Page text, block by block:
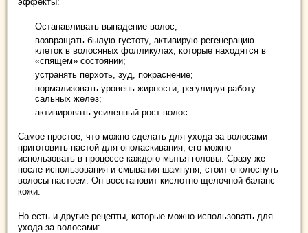
Останавливать выпадение волос;
возвращать былую густоту, активирую регенерацию
клеток в волосяных фолликулах, которые находятся в
«спящем» состоянии;
устранять перхоть, зуд, покраснение;
нормализовать уровень жирности, регулируя работу
сальных желез;
активировать усиленный рост волос.
Самое простое, что можно сделать для ухода за волосами –
приготовить настой для ополаскивания, его можно
использовать в процессе каждого мытья головы. Сразу же
после использования и смывания шампуня, стоит ополоснуть
волосы настоем. Он восстановит кислотно-щелочной баланс
кожи.
Но есть и другие рецепты, которые можно использовать для
ухода за волосами: